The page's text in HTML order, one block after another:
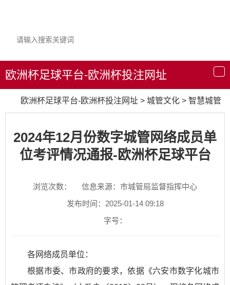
导
航
欧洲杯足球平台-欧洲杯投注网址
欧洲杯足球平台-欧洲杯投注网址 > 城管文化 > 智慧城管
2024年12月份数字城管网络成员单
位考评情况通报-欧洲杯足球平台
浏览次数：
信息来源：市城管局监督指挥中心
发布时间：2025-01-14 09:18
字号：
各网络成员单位：
根据市委、市政府的要求，依据《六安市数字化城市